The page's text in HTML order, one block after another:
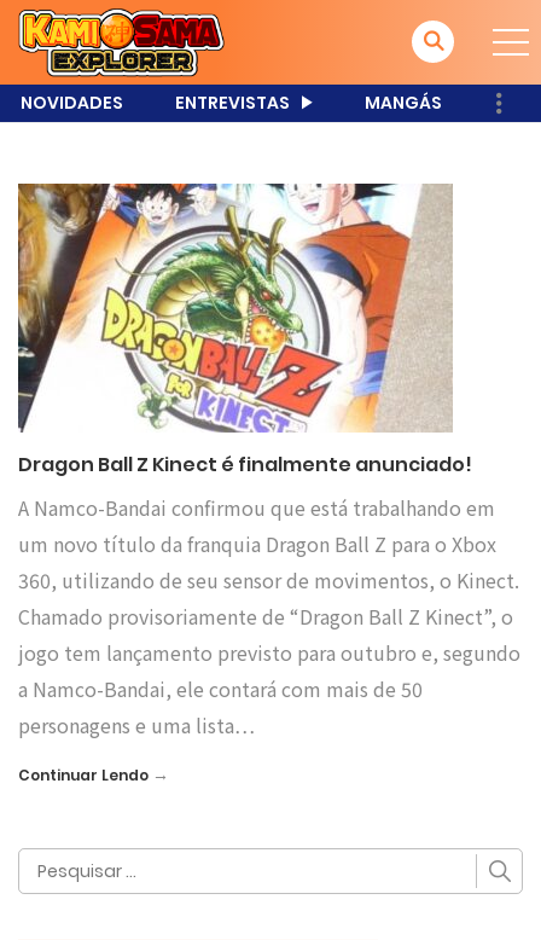
NOVIDADES ENTREVISTAS MANGÁS
Dragon Ball Z Kinect é finalmente anunciado!
A Namco-Bandai confirmou que está trabalhando em
um novo título da franquia Dragon Ball Z para o Xbox
360, utilizando de seu sensor de movimentos, o Kinect.
Chamado provisoriamente de “Dragon Ball Z Kinect”, o
jogo tem lançamento previsto para outubro e, segundo
a Namco-Bandai, ele contará com mais de 50
personagens e uma lista…
Continuar Lendo →